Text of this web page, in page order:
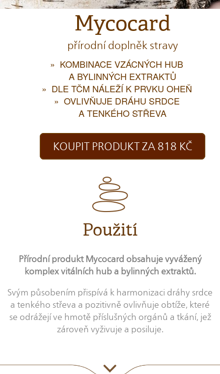
Mycocard
přírodní doplněk stravy
KOMBINACE VZÁCNÝCH HUB
A BYLINNÝCH EXTRAKTŮ
DLE TČM NÁLEŽÍ K PRVKU OHEŇ
OVLIVŇUJE DRÁHU SRDCE
A TENKÉHO STŘEVA
KOUPIT PRODUKT ZA 818 KČ
Použití
Přírodní produkt Mycocard obsahuje vyvážený
komplex vitálních hub a bylinných extraktů.
Svým působením přispívá k harmonizaci dráhy srdce
a tenkého střeva a pozitivně ovlivňuje obtíže, které
se odrážejí ve hmotě příslušných orgánů a tkání, jež
zároveň vyživuje a posiluje.